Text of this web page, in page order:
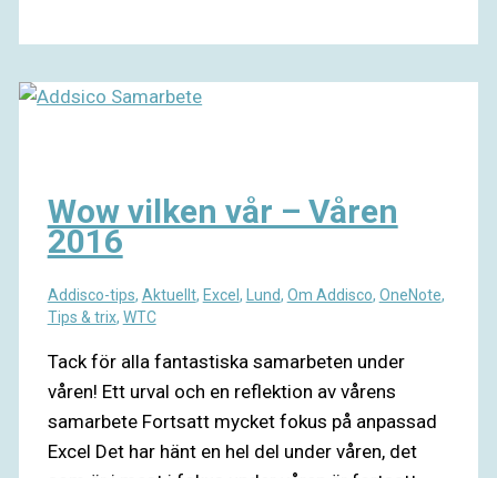
Wow vilken vår – Våren
2016
Addisco-tips, Aktuellt, Excel , Lund, Om Addisco, OneNote,
Tips & trix, WTC
Tack för alla fantastiska samarbeten under
våren! Ett urval och en reflektion av vårens
samarbete Fortsatt mycket fokus på anpassad
Excel Det har hänt en hel del under våren, det